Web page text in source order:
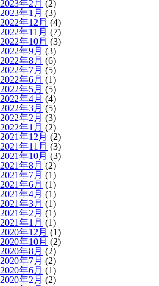
2023年2月 (2)
2023年1月 (3)
2022年12月 (4)
2022年11月 (7)
2022年10月 (3)
2022年9月 (3)
2022年8月 (6)
2022年7月 (5)
2022年6月 (1)
2022年5月 (5)
2022年4月 (4)
2022年3月 (5)
2022年2月 (3)
2022年1月 (2)
2021年12月 (2)
2021年11月 (3)
2021年10月 (3)
2021年8月 (2)
2021年7月 (1)
2021年6月 (1)
2021年4月 (1)
2021年3月 (1)
2021年2月 (1)
2021年1月 (1)
2020年12月 (1)
2020年10月 (2)
2020年8月 (2)
2020年7月 (2)
2020年6月 (1)
2020年2月 (2)